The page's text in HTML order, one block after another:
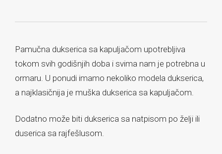
Pamučna dukserica sa kapuljačom upotrebljiva
tokom svih godišnjih doba i svima nam je potrebna u
ormaru. U ponudi imamo nekoliko modela dukserica,
a najklasičnija je muška dukserica sa kapuljačom.
Dodatno može biti dukserica sa natpisom po želji ili
duserica sa rajfešlusom.